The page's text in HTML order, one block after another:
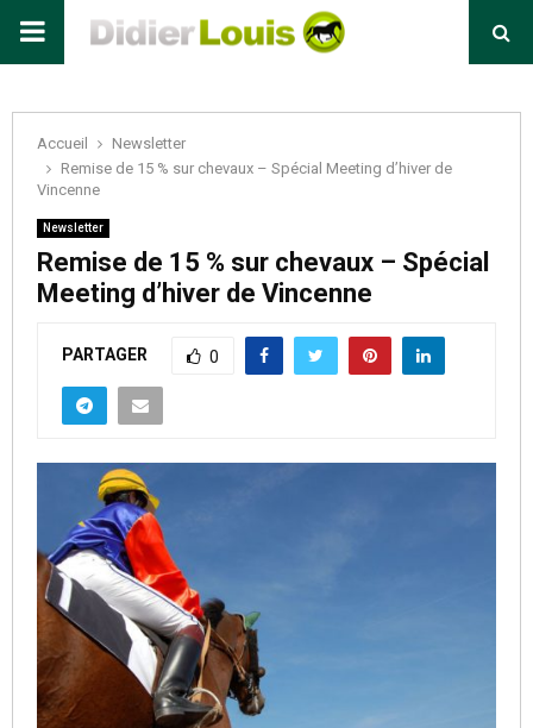
Primary
Accueil
Newsletter
Remise de 15 % sur chevaux – Spécial Meeting d’hiver de
Vincenne
Newsletter
Remise de 15 % sur chevaux – Spécial
Meeting d’hiver de Vincenne
PARTAGER 0